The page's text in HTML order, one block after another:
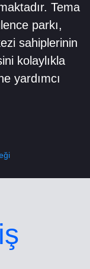
Tema
parkı,
sahiplerinin
kolaylıkla
yardımcı